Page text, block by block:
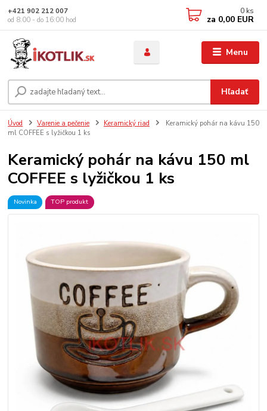
Menu
Hľadať
+421 902 212 007
od 8:00 - do 16:00 hod
0 ks
za 0,00 EUR
Úvod Varenie a pečenie Keramický riad
Keramický pohár na kávu 150
ml COFFEE s lyžičkou 1 ks
Keramický pohár na kávu 150 ml
COFFEE s lyžičkou 1 ks
Novinka TOP produkt